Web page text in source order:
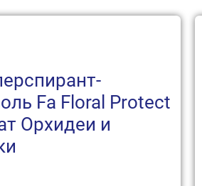
Fa Floral Protect
Орхидеи и